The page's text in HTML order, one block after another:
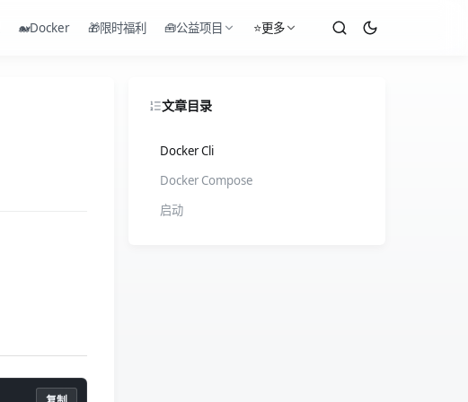
🐋Docker 🎁限时福利 🧰公益项目 ⭐更多
文章目录
Docker Cli
Docker Compose
启动